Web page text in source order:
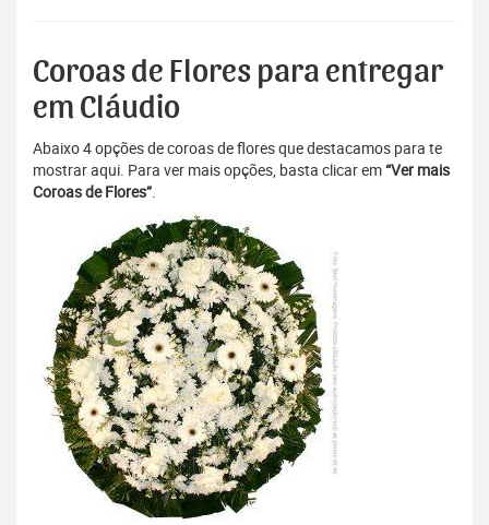
Coroas de Flores para entregar
em Cláudio
Abaixo 4 opções de coroas de flores que destacamos para te
mostrar aqui. Para ver mais opções, basta clicar em“Ver mais
Coroas de Flores”.